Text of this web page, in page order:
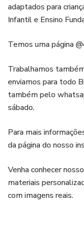
adaptados para
Infantil e Ensino
Temos uma página
Trabalhamos
enviamos para todo
também pelo
sábado.
Para mais
da página do nosso
Venha conhecer
materiais
com imagens reais.